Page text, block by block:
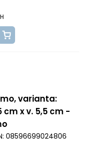
varianta:
cm x v. 5,5 cm -
08596699024806